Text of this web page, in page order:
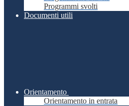
Programmi svolti
Documenti utili
Orientamento
Orientamento in entrata